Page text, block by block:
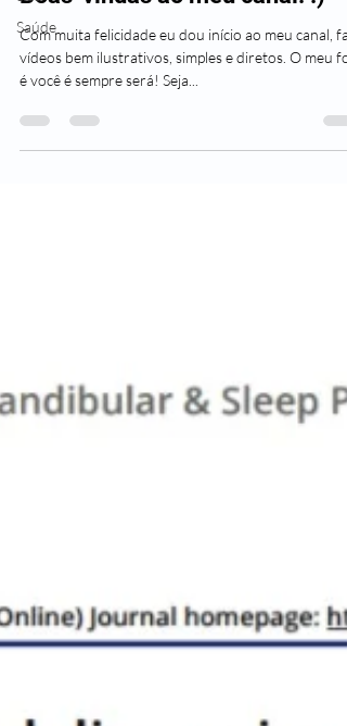
Saúde
Com muita felicidade eu dou início ao meu canal,
vídeos bem ilustrativos, simples e diretos. O meu
é você é sempre será! Seja...